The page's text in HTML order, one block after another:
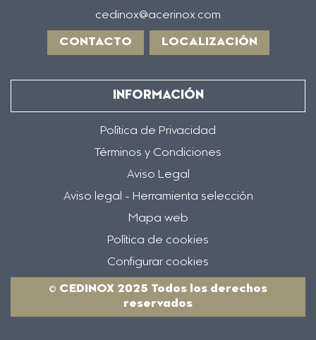
cedinox@acerinox.com
CONTACTO LOCALIZACIÓN
INFORMACIÓN
Política de Privacidad
Términos y Condiciones
Aviso Legal
Aviso legal - Herramienta selección
Mapa web
Política de cookies
Configurar cookies
© CEDINOX 2025 Todos los derechos
reservados